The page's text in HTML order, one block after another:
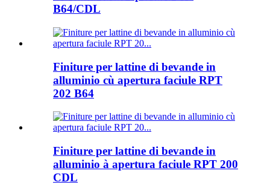
B64/CDL
Finiture per lattine di bevande in
alluminio cù apertura faciule RPT
202 B64
Finiture per lattine di bevande in
alluminio à apertura faciule RPT 200
CDL